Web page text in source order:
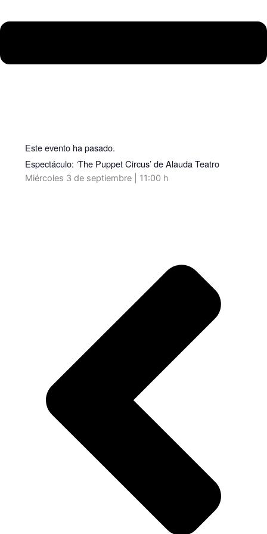
Este evento ha pasado.
Espectáculo: ‘The Puppet Circus’ de Alauda Teatro
Miércoles 3 de septiembre | 11:00 h